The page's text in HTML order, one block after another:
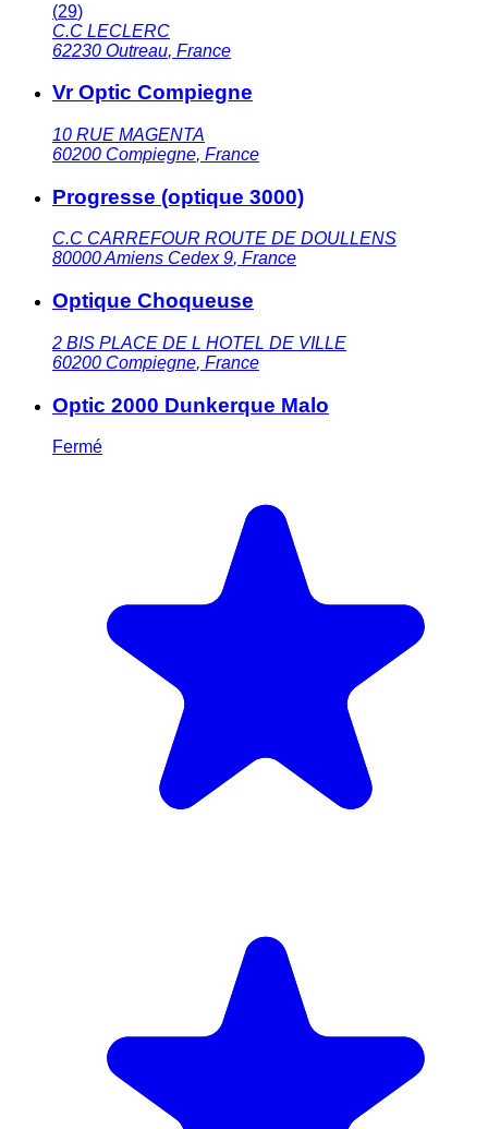
(29)
C.C LECLERC
62230 Outreau, France
Vr Optic Compiegne
10 RUE MAGENTA
60200 Compiegne, France
Progresse (optique 3000)
C.C CARREFOUR ROUTE DE DOULLENS
80000Amiens Cedex 9, France
Optique Choqueuse
2 BIS PLACE DE L HOTEL DE VILLE
60200 Compiegne, France
Optic 2000 Dunkerque Malo
Fermé